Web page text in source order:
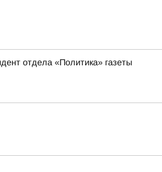
отдела «Политика» газеты